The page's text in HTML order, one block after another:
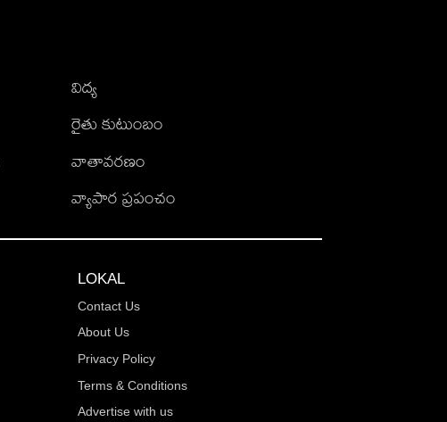
విద్య
రైతు కుటుంబం
వాతావరణం
వ్యాపార ప్రపంచం
LOKAL
Contact Us
About Us
Privacy Policy
Terms & Conditions
Advertise with us